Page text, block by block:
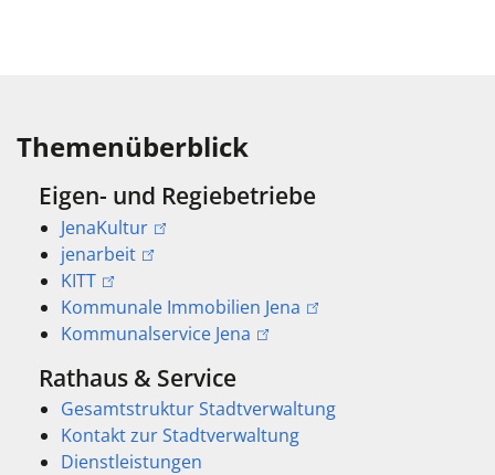
Themenüberblick
Eigen- und Regiebetriebe
JenaKultur
jenarbeit
KITT
Kommunale Immobilien Jena
Kommunalservice Jena
Rathaus & Service
Gesamtstruktur Stadtverwaltung
Kontakt zur Stadtverwaltung
Dienstleistungen